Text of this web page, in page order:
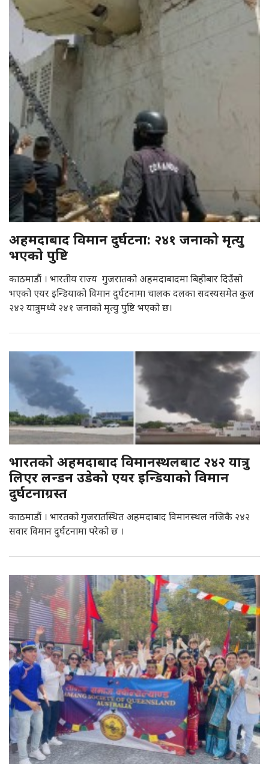
अहमदाबाद विमान दुर्घटना: २४१ जनाको मृत्यु
भएको पुष्टि
काठमाडौं । भारतीय राज्य गुजरातको अहमदाबादमा बिहीबार दिउँसो
भएको एयर इन्डियाको विमान दुर्घटनामा चालक दलका सदस्यसमेत कुल
२४२ यात्रुमध्ये २४१ जनाको मृत्यु पुष्टि भएको छ।
भारतको अहमदाबाद विमानस्थलबाट २४२ यात्रु
लिएर लन्डन उडेको एयर इन्डियाको विमान
दुर्घटनाग्रस्त
काठमाडौं । भारतको गुजरातस्थित अहमदाबाद विमानस्थल नजिकै २४२
सवार विमान दुर्घटनामा परेको छ ।